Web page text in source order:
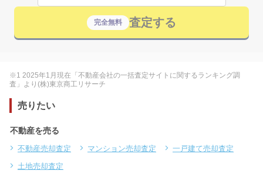
完全無料 査定する
※1 2025年1月現在「不動産会社の一括査定サイトに関するランキング調
査」より(株)東京商工リサーチ
売りたい
不動産を売る
不動産売却査定 マンション売却査定
一戸建て売却査定
土地売却査定